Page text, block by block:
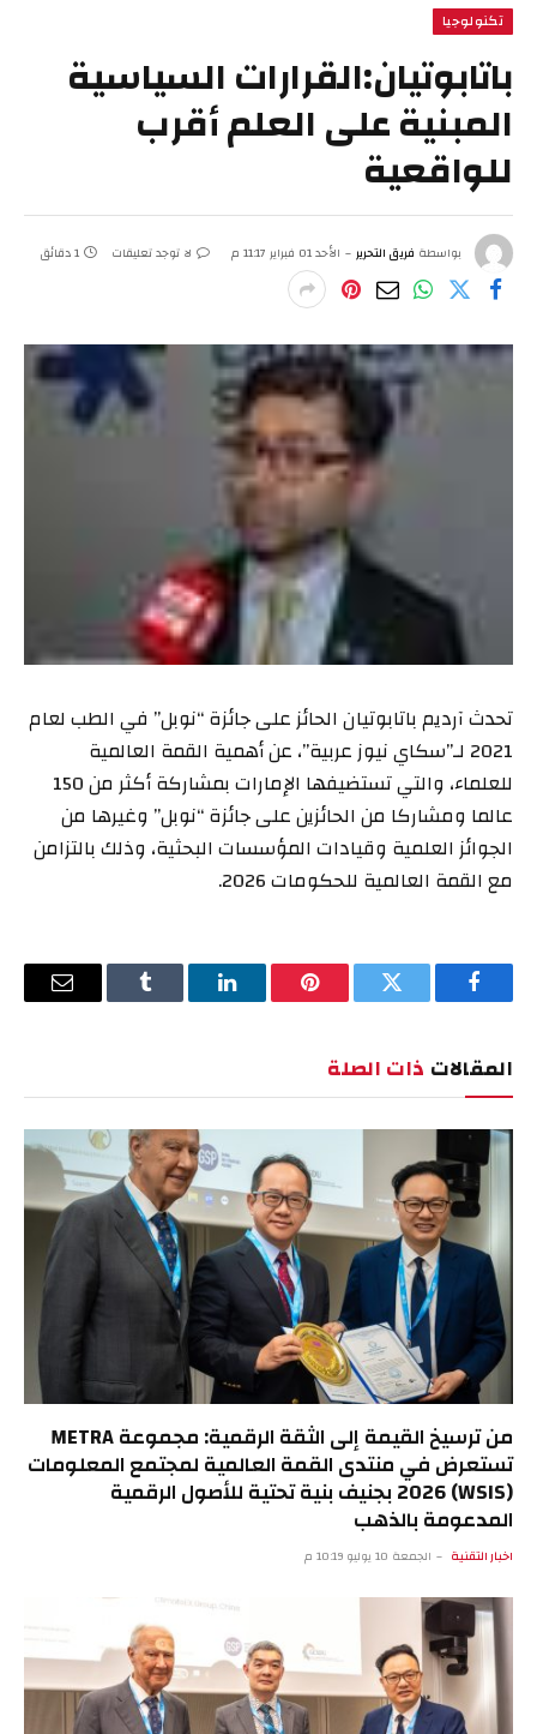
تكنولوجيا
باتابوتيان:القرارات السياسية
المبنية على العلم أقرب
للواقعية
بواسطة فريق التحرير الأحد 01 فبراير 11:17 م لا توجد تعليقات 1 دقائق
تحدث آرديم باتابوتيان الحائز على جائزة “نوبل” في الطب لعام
2021 لـ”سكاي نيوز عربية”، عن أهمية القمة العالمية
للعلماء، والتي تستضيفها الإمارات بمشاركة أكثر من 150
عالما ومشاركا من الحائزين على جائزة “نوبل” وغيرها من
الجوائز العلمية وقيادات المؤسسات البحثية، وذلك بالتزامن
مع القمة العالمية للحكومات 2026.
فيسبوك تويتر بينتيريستلينكدإن Tumblr
البريد
المقالات ذات الصلة
من ترسيخ القيمة إلى الثقة الرقمية: مجموعة METRA
تستعرض في منتدى القمة العالمية لمجتمع المعلومات
(WSIS) 2026 بجنيف بنية تحتية للأصول الرقمية
المدعومة بالذهب
اخبار التقنية الجمعة 10 يوليو 10:19 م